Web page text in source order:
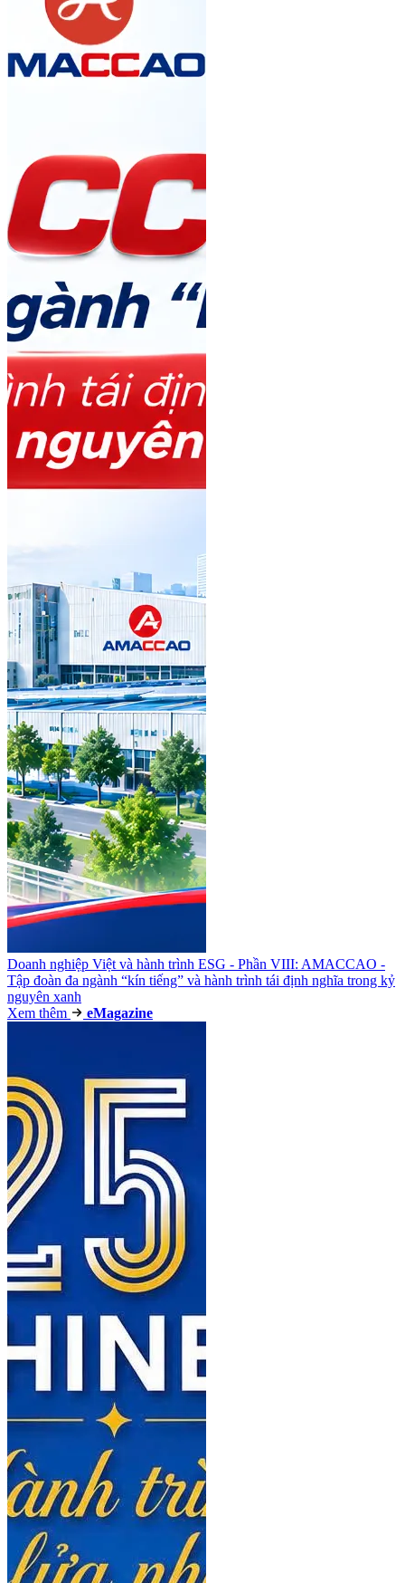
Doanh nghiệp Việt và hành trình ESG - Phần VIII: AMACCAO -
Tập đoàn đa ngành “kín tiếng” và hành trình tái định nghĩa trong kỷ
nguyên xanh
Xem thêm
eMagazine